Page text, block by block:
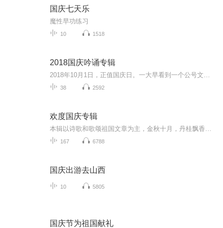
国庆七天乐
魔性早功练习
10 1518
2018国庆吟诵专辑
38 2592
欢度国庆专辑
167 6788
国庆出游去山西
10 5805
国庆节为祖国献礼